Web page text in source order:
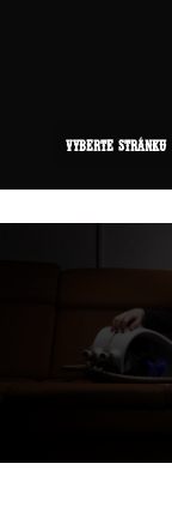
Vyberte stránku